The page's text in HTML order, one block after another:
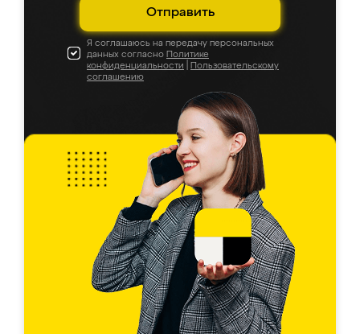
Отправить
Я соглашаюсь на передачу персональных
данных согласно Политике
конфиденциальности
Пользовательскому
соглашению